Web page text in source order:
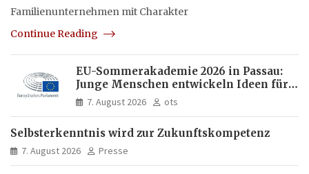
Familienunternehmen mit Charakter
Continue Reading
EU-Sommerakademie 2026 in Passau:
Junge Menschen entwickeln Ideen für
Europas Zukunft
7. August 2026 ots
Selbsterkenntnis wird zur Zukunftskompetenz
7. August 2026 Presse